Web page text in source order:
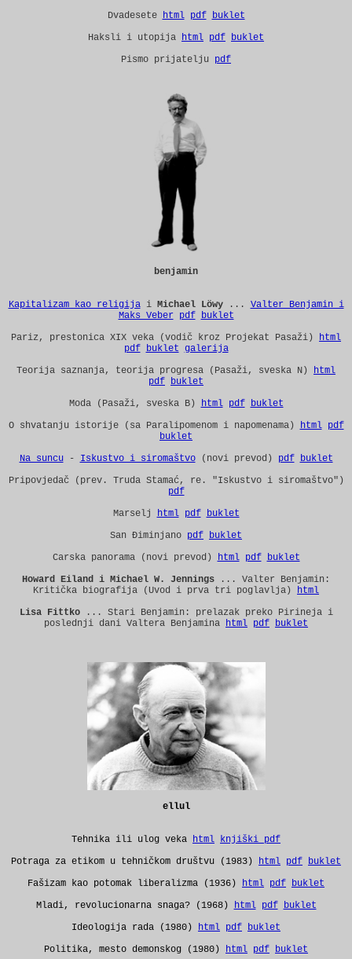
Dvadesete html pdf
buklet
Haksli i utopija html pdf buklet
Pismo prijatelju pdf
benjamin
Kapitalizam kao religijai Michael Löwy ... Valter Benjamin i
Maks Veber
pdf
buklet
Pariz, prestonica XIX veka (vodič kroz Projekat Pasaži)
html
pdf
buklet galerija
Teorija saznanja, teorija progresa (Pasaži, sveska N)
html
pdf buklet
Moda (Pasaži, sveska B)
html pdf
buklet
O shvatanju istorije (sa Paralipomenom i napomenama)
html
pdf
buklet
Na suncu- Iskustvo i siromaštvo(novi prevod) pdf
buklet
Pripovjedač (prev. Truda Stamać, re. "Iskustvo i siromaštvo")
pdf
Marselj
html pdf
buklet
San Điminjano pdf buklet
Carska panorama (novi prevod)
html pdf
buklet
Howard Eiland i Michael W. Jennings ... Valter Benjamin:
Kritička biografija (Uvod i prva tri poglavlja)
html
Lisa Fittko... Stari Benjamin: prelazak preko Pirineja i
poslednji dani Valtera Benjamina html pdf buklet
ellul
Tehnika ili ulog veka html knjiški pdf
Potraga za etikom u tehničkom društvu (1983) html pdf buklet
Fašizam kao potomak liberalizma (1936) html pdf buklet
Mladi, revolucionarna snaga? (1968)
html pdf
buklet
Ideologija rada (1980) html pdf buklet
Politika, mesto demonskog (1980) html pdf buklet